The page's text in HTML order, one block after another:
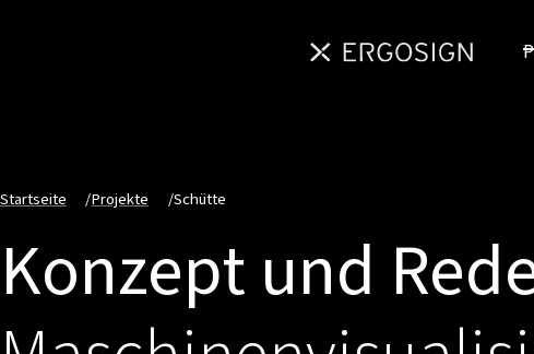
Startseite /Projekte /Schütte
Konzept und